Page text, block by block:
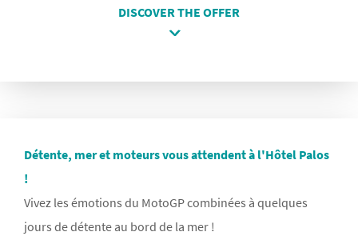
DISCOVER THE OFFER
Détente, mer et moteurs vous attendent à l'Hôtel Palos
!
Vivez les émotions du MotoGP combinées à quelques
jours de détente au bord de la mer !